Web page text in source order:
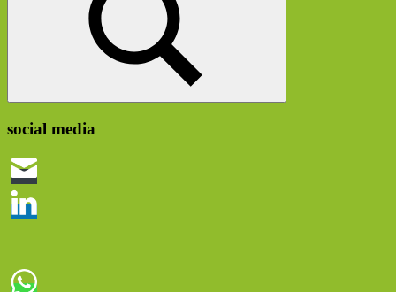
Suchen
social media